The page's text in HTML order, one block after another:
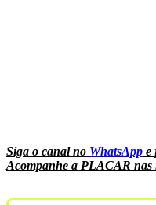
Siga o canal no WhatsApp e
Acompanhe a PLACAR nas